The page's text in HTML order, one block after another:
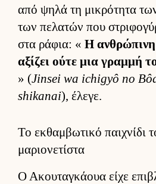
από ψηλά τη μικρότητα
των πελατών που
στα ράφια: « Η
αξίζει ούτε μια γραμμή
» (Jinsei wa ichigyô no
shikanai), έλεγε.
Το εκθαμβωτικό παιχνίδι
μαριονετίστα
Ο Ακου­ταγκάουα είχε